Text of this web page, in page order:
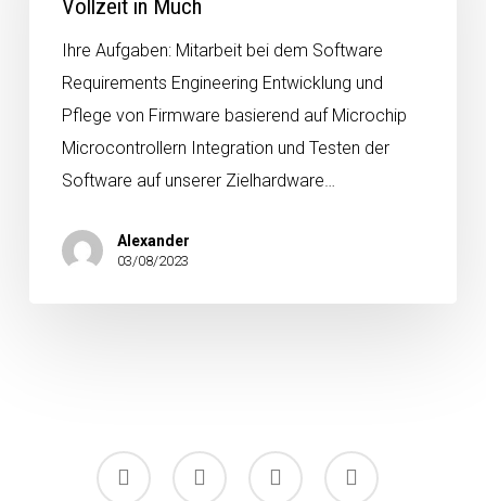
Vollzeit in Much
Ihre Aufgaben: Mitarbeit bei dem Software
Requirements Engineering Entwicklung und
Pflege von Firmware basierend auf Microchip
Microcontrollern Integration und Testen der
Software auf unserer Zielhardware…
Alexander
03/08/2023
facebook linkedin youtube instagram